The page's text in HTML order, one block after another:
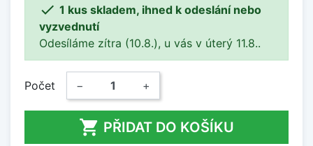
 1 kus skladem, ihned k odeslání nebo
vyzvednutí
Odesíláme zítra (10.8.), u vás v úterý 11.8..
Počet − +
 PŘIDAT DO KOŠÍKU